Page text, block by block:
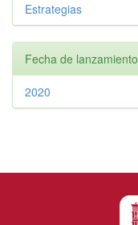
Estrategias
Fecha de lanzamiento
2020